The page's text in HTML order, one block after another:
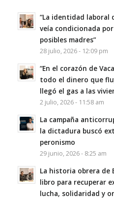
“La identidad laboral
veía condicionada
posibles madres”
28 julio, 2026 - 12:09 pm
“En el corazón de
todo el dinero que
llegó el gas a las
2 julio, 2026 - 11:58 am
La campaña
la dictadura buscó
peronismo
29 junio, 2026 - 8:25 am
La historia obrera de
libro para recuperar
lucha, solidaridad y